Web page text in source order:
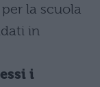
la scuola
in
i